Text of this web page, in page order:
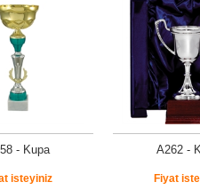
- Kupa
isteyiniz
A262 -
Fiyat